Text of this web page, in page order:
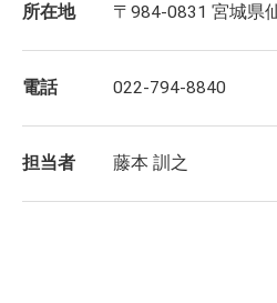
所在地 〒984-0831 宮城県
電話 022-794-8840
担当者 藤本 訓之